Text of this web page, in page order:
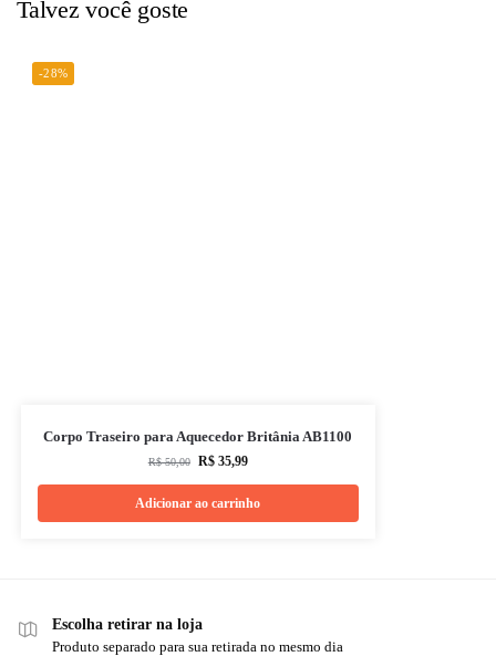
Talvez você goste
-28%
Corpo Traseiro para Aquecedor Britânia AB1100
R$50,00 R$35,99
Adicionar ao carrinho
Escolha retirar na loja
Produto separado para sua retirada no mesmo dia